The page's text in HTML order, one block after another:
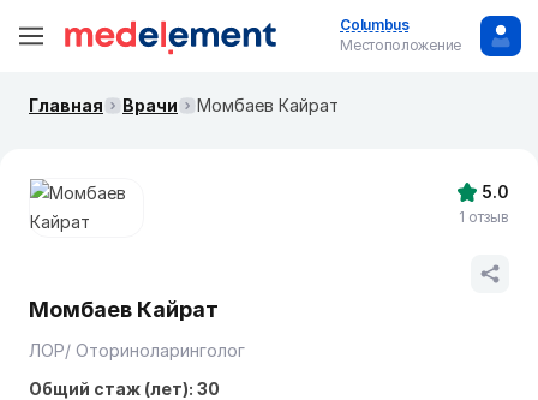
Columbus
Местоположение
Главная Врачи Момбаев Кайрат
Момбаев Кайрат
ЛОР/ Оториноларинголог
Общий стаж (лет): 30
5.0
1 отзыв